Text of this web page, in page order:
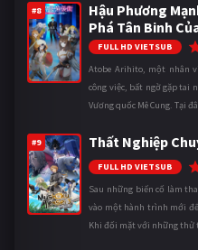
#8
Hậu Phương
Phá Tân Binh
FULL HD VIETSUB
Atobe Arihito, một nhân
công việc, bất ngờ gặp tai
Vương quốc Mê Cung. Tại
#9 Thất Nghiệp
FULL HD VIETSUB
Sau những biến cố làm
vào một hành trình mới
Khi đối mặt với những thử